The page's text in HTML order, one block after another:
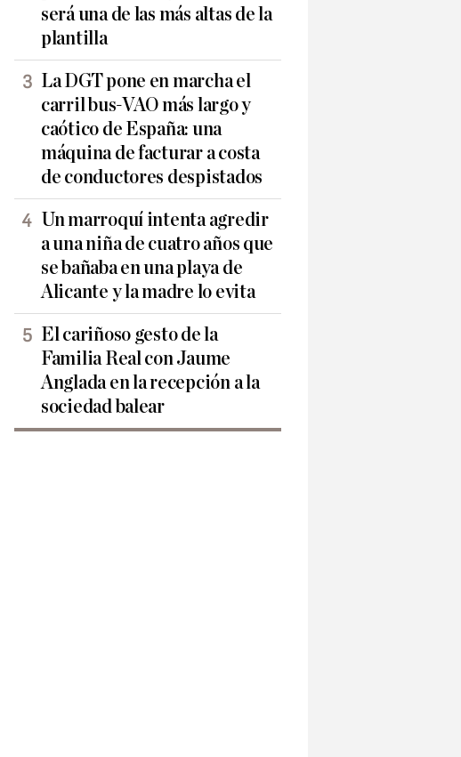
será una de las más altas de la
plantilla
La DGT pone en marcha el
carril bus-VAO más largo y
caótico de España: una
máquina de facturar a costa
de conductores despistados
Un marroquí intenta agredir
a una niña de cuatro años que
se bañaba en una playa de
Alicante y la madre lo evita
El cariñoso gesto de la
Familia Real con Jaume
Anglada en la recepción a la
sociedad balear